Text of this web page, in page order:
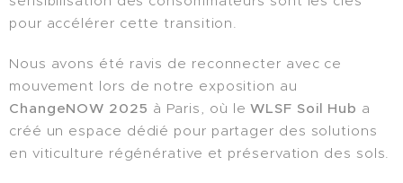
pour accélérer cette transition.
Nous avons été ravis de reconnecter avec ce
mouvement lors de notre exposition au
ChangeNOW 2025 à Paris, où leWLSF Soil Hub a
créé un espace dédié pour partager des solutions
en viticulture régénérative et préservation des sols.